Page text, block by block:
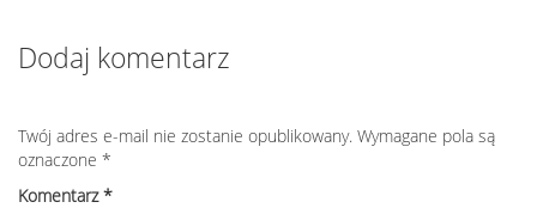
Dodaj komentarz
Twój adres e-mail nie zostanie opublikowany. Wymagane pola są
oznaczone *
Komentarz*